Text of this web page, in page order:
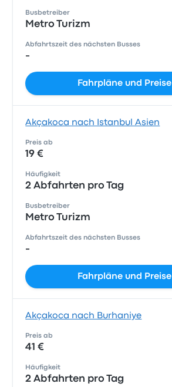
Busbetreiber
Metro Turizm
Abfahrtszeit des nächsten Busses
-
Fahrpläne und Preise
Akçakoca nach Istanbul Asien
Preis ab
19 €
Häufigkeit
2 Abfahrten pro Tag
Busbetreiber
Metro Turizm
Abfahrtszeit des nächsten Busses
-
Fahrpläne und Preise
Akçakoca nach Burhaniye
Preis ab
41 €
Häufigkeit
2 Abfahrten pro Tag